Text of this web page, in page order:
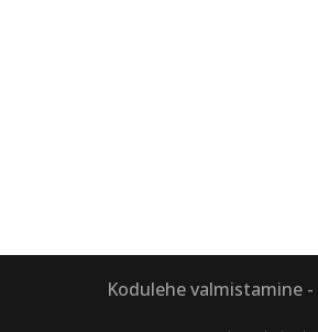
Kodulehe valmistamine -